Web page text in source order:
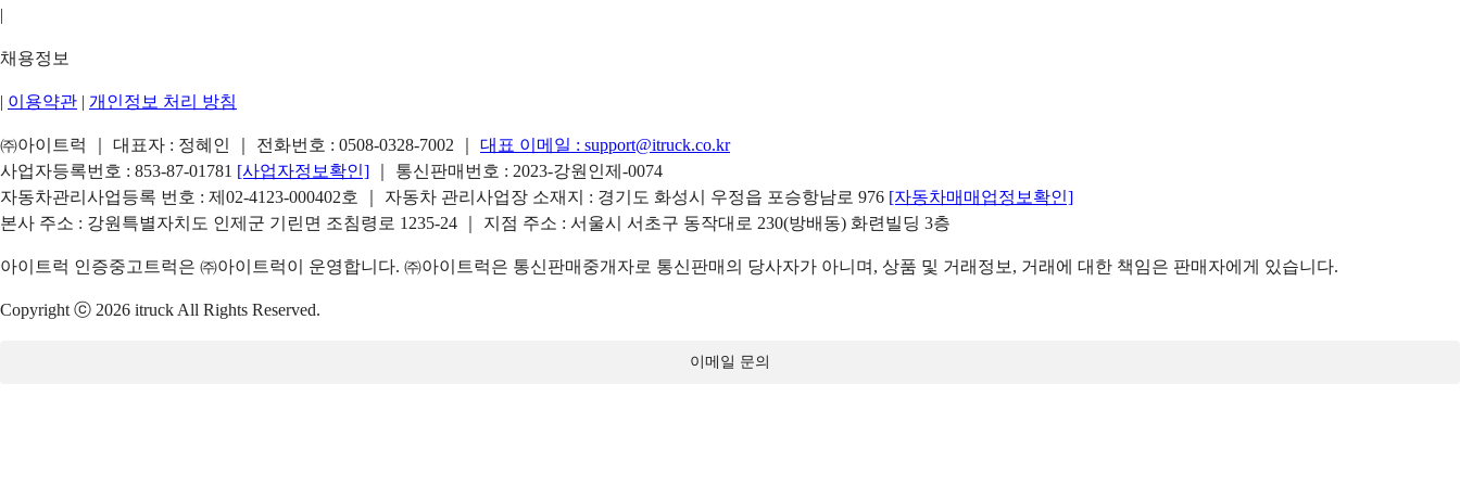
|
채용정보
| 이용약관 | 개인정보 처리 방침
㈜아이트럭 ｜ 대표자 : 정혜인 ｜ 전화번호 : 0508-0328-7002 대표 이메일 : support@itruck.co.kr
사업자등록번호 : 853-87-01781 [사업자정보확인]
｜ 통신판매번호 : 2023-강원인제-0074
자동차관리사업등록 번호 : 제02-4123-000402호 ｜ 자동차 관리사업장 소재지 : 경기도 화성시 우정읍 포승항남로 976 [자동차매매업정보확인]
본사 주소 : 강원특별자치도 인제군 기린면 조침령로 1235-24 ｜ 지점 주소 : 서울시 서초구 동작대로 230(방배동) 화련빌딩 3층
아이트럭 인증중고트럭은 ㈜아이트럭이 운영합니다. ㈜아이트럭은 통신판매중개자로 통신판매의 당사자가 아니며, 상품 및 거래정보, 거래에 대한 책임은 판매자에게 있습니다.
Copyright ⓒ 2026 itruck All Rights Reserved.
이메일 문의